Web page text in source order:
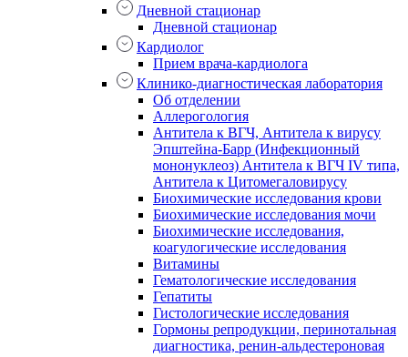
Дневной стационар
Дневной стационар
Кардиолог
Прием врача-кардиолога
Клинико-диагностическая лаборатория
Об отделении
Аллерогология
Антитела к ВГЧ, Антитела к вирусу
Эпштейна-Барр (Инфекционный
мононуклеоз) Антитела к ВГЧ IV типа,
Антитела к Цитомегаловирусу
Биохимические исследования крови
Биохимические исследования мочи
Биохимические исследования,
коагулогические исследования
Витамины
Гематологические исследования
Гепатиты
Гистологические исследования
Гормоны репродукции, перинотальная
диагностика, ренин-альдестероновая